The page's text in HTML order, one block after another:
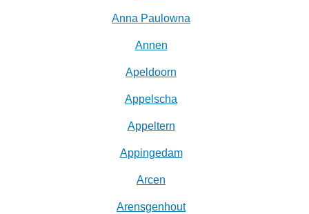
Anna Paulowna
Annen
Apeldoorn
Appelscha
Appeltern
Appingedam
Arcen
Arensgenhout